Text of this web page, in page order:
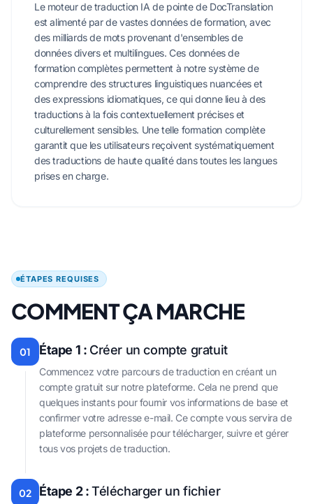
Le moteur de traduction IA de pointe de DocTranslation
est alimenté par de vastes données de formation, avec
des milliards de mots provenant d'ensembles de
données divers et multilingues. Ces données de
formation complètes permettent à notre système de
comprendre des structures linguistiques nuancées et
des expressions idiomatiques, ce qui donne lieu à des
traductions à la fois contextuellement précises et
culturellement sensibles. Une telle formation complète
garantit que les utilisateurs reçoivent systématiquement
des traductions de haute qualité dans toutes les langues
prises en charge.
ÉTAPES REQUISES
COMMENT ÇA MARCHE
01 Étape 1 : Créer un compte gratuit
Commencez votre parcours de traduction en créant un
compte gratuit sur notre plateforme. Cela ne prend que
quelques instants pour fournir vos informations de base et
confirmer votre adresse e-mail. Ce compte vous servira de
plateforme personnalisée pour télécharger, suivre et gérer
tous vos projets de traduction.
02 Étape 2 :Télécharger un fichier